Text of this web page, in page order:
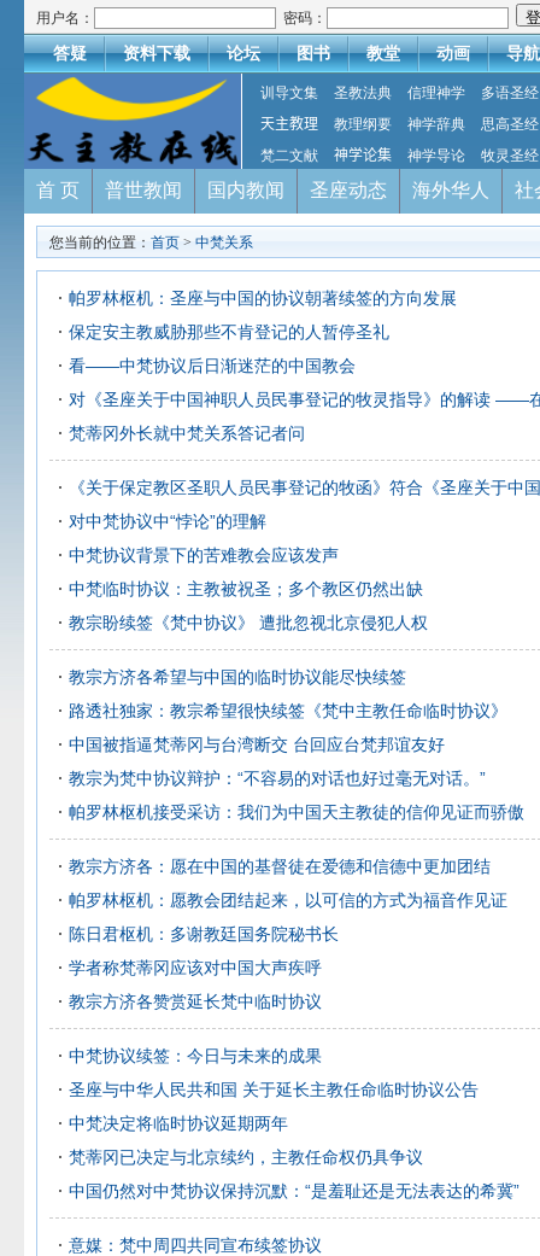
用户名： 密码：
答疑 资料下载 论坛 图书 教堂 动画 导航
训导文集 圣教法典 信理神学
多语圣经
天主教理
教理纲要 神学辞典
思高圣经
梵二文献
神学论集 神学导论 牧灵圣经
首 页 普世教闻 国内教闻 圣座动态 海外华人 社
您当前的位置： 首页 > 中梵关系
帕罗林枢机：圣座与中国的协议朝著续签的方向发展
保定安主教威胁那些不肯登记的人暂停圣礼
看——中梵协议后日渐迷茫的中国教会
对《圣座关于中国神职人员民事登记的牧灵指导》的解读 ——
梵蒂冈外长就中梵关系答记者问
《关于保定教区圣职人员民事登记的牧函》符合《圣座关于中
对中梵协议中“悖论”的理解
中梵协议背景下的苦难教会应该发声
中梵临时协议：主教被祝圣；多个教区仍然出缺
教宗盼续签《梵中协议》 遭批忽视北京侵犯人权
教宗方济各希望与中国的临时协议能尽快续签
路透社独家：教宗希望很快续签《梵中主教任命临时协议》
中国被指逼梵蒂冈与台湾断交 台回应台梵邦谊友好
教宗为梵中协议辩护：“不容易的对话也好过毫无对话。”
帕罗林枢机接受采访：我们为中国天主教徒的信仰见证而骄傲
教宗方济各：愿在中国的基督徒在爱德和信德中更加团结
帕罗林枢机：愿教会团结起来，以可信的方式为福音作见证
陈日君枢机：多谢教廷国务院秘书长
学者称梵蒂冈应该对中国大声疾呼
教宗方济各赞赏延长梵中临时协议
中梵协议续签：今日与未来的成果
圣座与中华人民共和国 关于延长主教任命临时协议公告
中梵决定将临时协议延期两年
梵蒂冈已决定与北京续约，主教任命权仍具争议
中国仍然对中梵协议保持沉默：“是羞耻还是无法表达的希冀”
意媒：梵中周四共同宣布续签协议